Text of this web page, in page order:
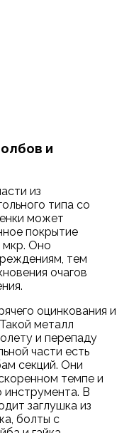
и
из
типа со
может
покрытие
мкр. Оно
тем
очагов
оцинкования и
металл
и перепаду
части есть
секций. Они
темпе и
инструмента. В
заглушка из
болты с